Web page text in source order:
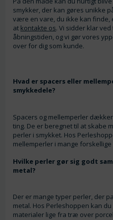
smykker, der kan gøres unikke
være en vare, du ikke kan finde,
at kontakte os. Vi sidder klar
åbningstiden, og vi gør vores
over for dig som kunde.
Hvad er spacers eller
smykkedele?
Spacers og mellemperler
ting. De er beregnet til at skabe
perler i smykket. Hos
mellemperler i mange
Hvilke perler gør sig godt
metal?
Der er mange typer perler, der
metal. Hos Perleshoppen kan
materialer lige fra træ over